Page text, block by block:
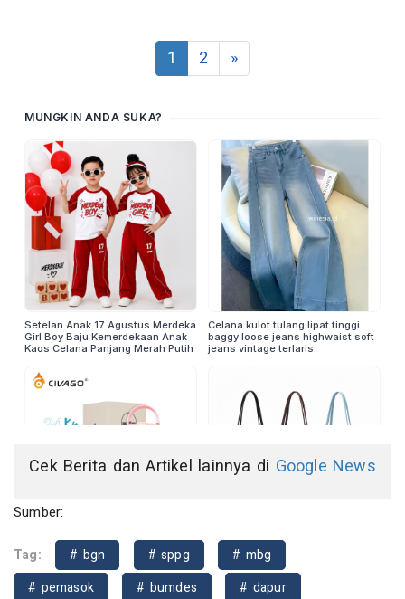
1 2 »
Cek Berita dan Artikel lainnya di Google News
Sumber:
Tag: # bgn # sppg
# mbg
# pemasok
# bumdes
# dapur